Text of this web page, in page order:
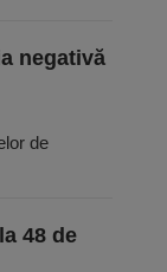
negativă
de
48 de